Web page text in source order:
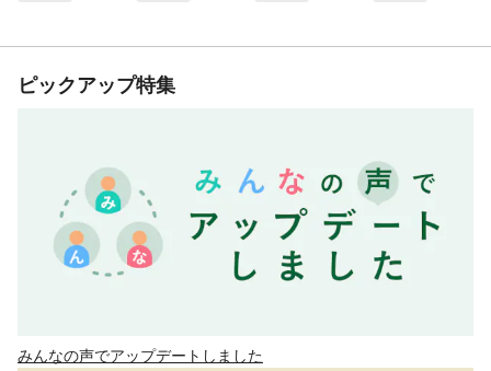
ピックアップ特集
みんなの声でアップデートしました